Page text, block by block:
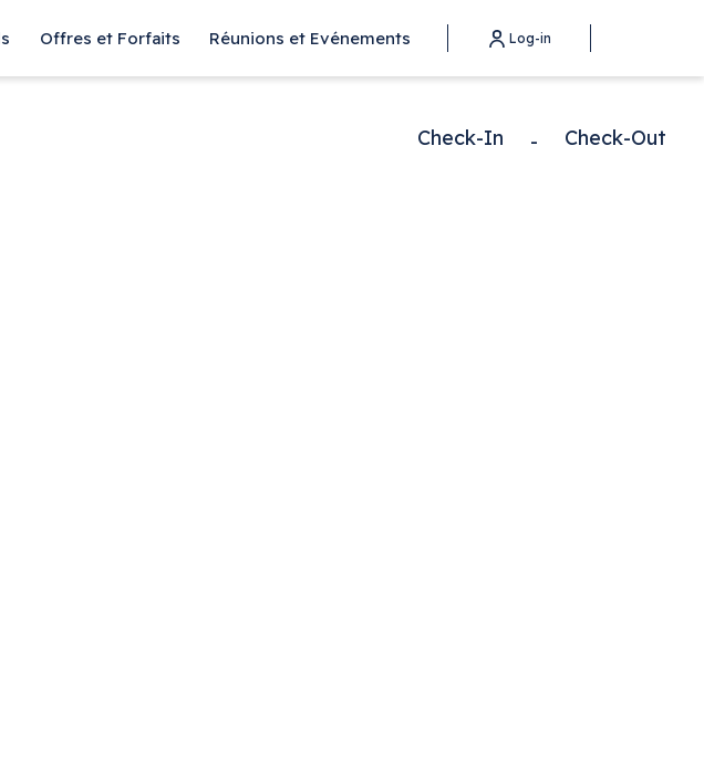
Offres et Forfaits Réunions et Evénements Log-in
Check-In - Check-Out